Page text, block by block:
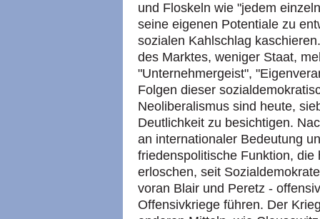
und Floskeln wie "jedem
seine eigenen Potentiale zu
sozialen Kahlschlag
des Marktes, weniger Staat,
"Unternehmergeist",
Folgen dieser
Neoliberalismus sind heute,
Deutlichkeit zu besichtigen.
an internationaler Bedeutung
friedenspolitische Funktion,
erloschen, seit
voran Blair und Peretz -
Offensivkriege führen. Der